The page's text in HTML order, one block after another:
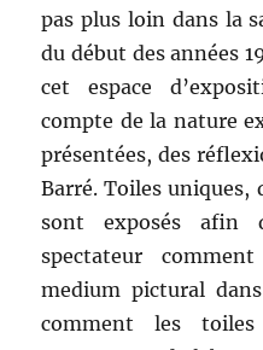
pas plus loin dans la
du début des années
cet espace
compte de la nature
présentées, des
Barré. Toiles uniques,
sont exposés
spectateur
medium pictural
comment les